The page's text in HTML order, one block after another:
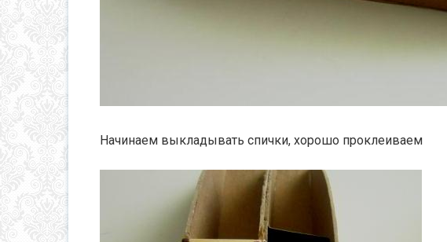
Начинаем выкладывать спички, хорошо проклеиваем